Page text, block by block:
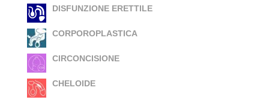
DISFUNZIONE ERETTILE
CORPOROPLASTICA
CIRCONCISIONE
CHELOIDE